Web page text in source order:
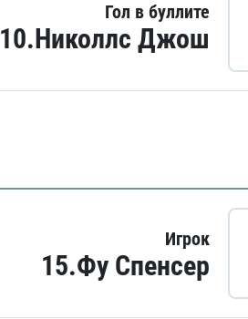
Гол в буллите
10.Николлс Джош
Игрок
15.Фу Спенсер